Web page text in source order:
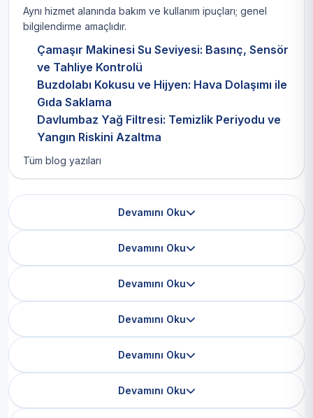
Aynı hizmet alanında bakım ve kullanım ipuçları; genel
bilgilendirme amaçlıdır.
Çamaşır Makinesi Su Seviyesi: Basınç, Sensör
ve Tahliye Kontrolü
Buzdolabı Kokusu ve Hijyen: Hava Dolaşımı ile
Gıda Saklama
Davlumbaz Yağ Filtresi: Temizlik Periyodu ve
Yangın Riskini Azaltma
Tüm blog yazıları
Devamını Oku
Devamını Oku
Devamını Oku
Devamını Oku
Devamını Oku
Devamını Oku